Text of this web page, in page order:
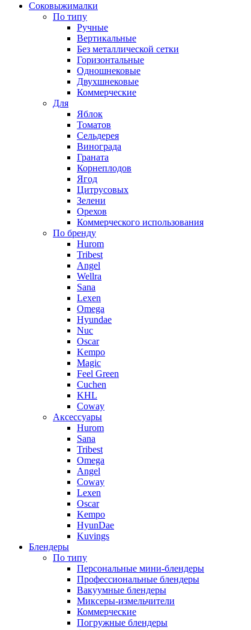
Соковыжималки
По типу
Ручные
Вертикальные
Без металлической сетки
Горизонтальные
Одношнековые
Двухшнековые
Коммерческие
Для
Яблок
Томатов
Cельдерея
Винограда
Граната
Корнеплодов
Ягод
Цитрусовых
Зелени
Орехов
Коммерческого использования
По бренду
Hurom
Tribest
Angel
Wellra
Sana
Lexen
Omega
Hyundae
Nuc
Oscar
Kempo
Magic
Feel Green
Cuchen
KHL
Coway
Аксессуары
Hurom
Sana
Tribest
Omega
Angel
Coway
Lexen
Oscar
Kempo
HyunDae
Kuvings
Блендеры
По типу
Персональные мини-блендеры
Профессиональные блендеры
Вакуумные блендеры
Миксеры-измельчители
Коммерческие
Погружные блендеры